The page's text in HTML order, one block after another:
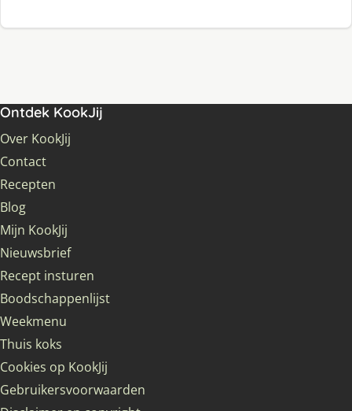
Ontdek KookJij
Over KookJij
Contact
Recepten
Blog
Mijn KookJij
Nieuwsbrief
Recept insturen
Boodschappenlijst
Weekmenu
Thuis koks
Cookies op KookJij
Gebruikersvoorwaarden